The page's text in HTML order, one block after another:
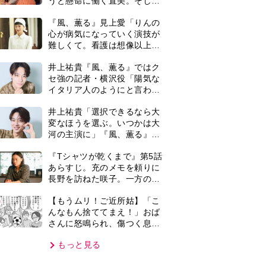
さんに怒鳴られ、傷つく息
【第3話】
もっと見る
おすすめ